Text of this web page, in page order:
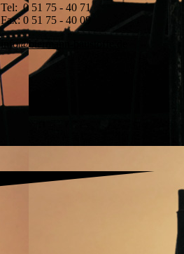
Tel: 0 51 75 - 40 71
Fax: 0 51 75 - 40 09
info@biermann-baustoffe.de